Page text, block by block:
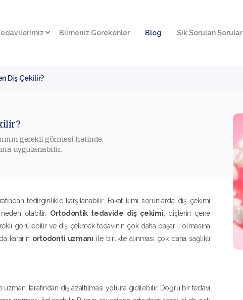
Bilmeniz Gerekenler Blog Sık Sorulan Sorular
Diş Çekilir?
gerekli görmesi halinde,
uygulanabilir.
tedirginlikle karşılanabilir. Fakat kimi sorunlarda diş çekimi
neden olabilir. Ortodontik tedavide diş çekimi , dişlerin çene
görülebilir ve diş çekmek tedavinin çok daha başarılı olmasına
kararın ortodonti uzmanı ile birlikte alınması çok daha sağlıklı
tarafından diş azaltılması yoluna gidilebilir. Doğru bir tedavi